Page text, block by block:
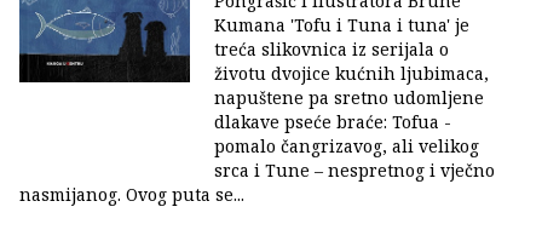
Kumana 'Tofu i Tuna i tuna' je
treća slikovnica iz serijala o
životu dvojice kućnih ljubimaca,
napuštene pa sretno udomljene
dlakave pseće braće: Tofua -
pomalo čangrizavog, ali velikog
srca i Tune – nespretnog i vječno
nasmijanog. Ovog puta se...